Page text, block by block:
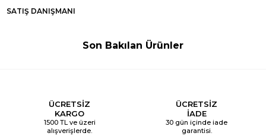
SATIŞ DANIŞMANI
Son Bakılan Ürünler
ÜCRETSİZ
KARGO
1500 TL ve üzeri
alışverişlerde.
ÜCRETSİZ
İADE
30 gün içinde iade
garantisi.